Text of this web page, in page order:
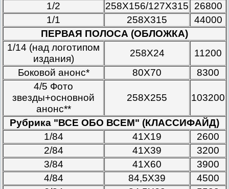
1/2
258Х156/127Х315
26800
1/1
258Х315
44000
ПЕРВАЯ ПОЛОСА (ОБЛОЖКА)
1/14 (над логотипом
издания)
258Х24
11200
Боковой анонс*
80Х70
8300
4/5 Фото
звезды+основной
анонс**
258Х255 103200
Рубрика "ВСЕ ОБО ВСЕМ" (КЛАССИФАЙД)
1/84
41Х19
2600
2/84
41Х39
3200
3/84
41Х60
3900
4/84
84,5Х39
4500